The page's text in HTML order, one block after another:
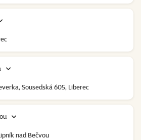
Sousedská 605, Liberec
nad Bečvou